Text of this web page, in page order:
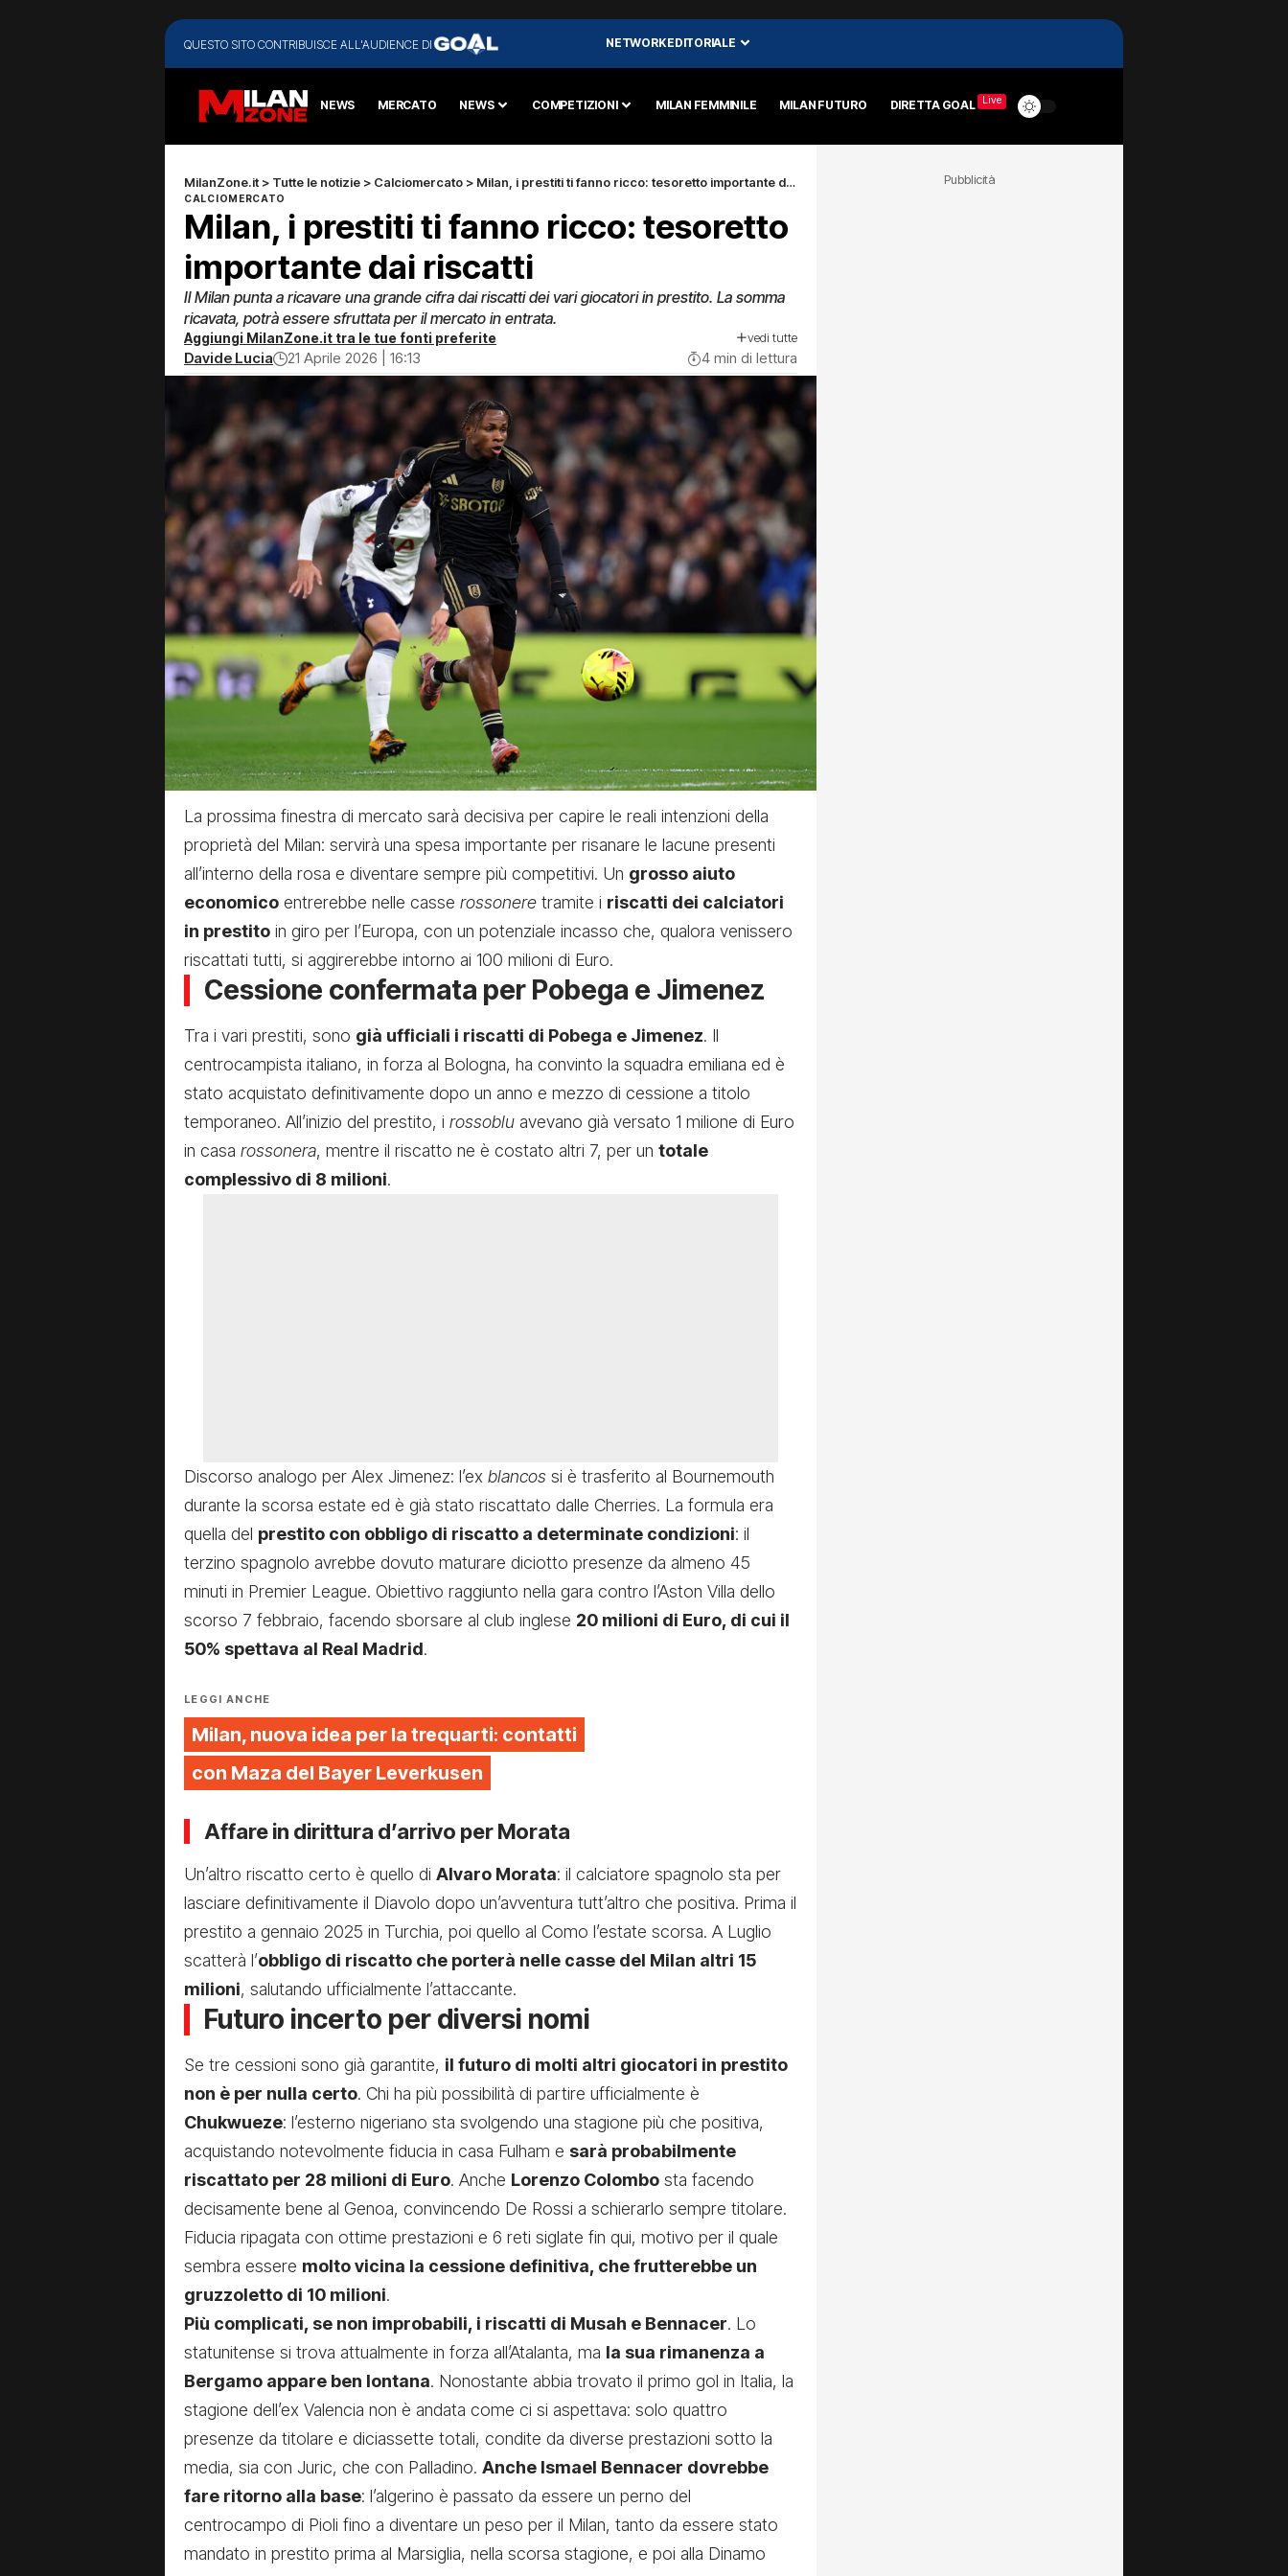
QUESTO SITO CONTRIBUISCE ALL'AUDIENCE DI NETWORK EDITORIALE
NEWS MERCATO NEWS COMPETIZIONI MILAN FEMMINILE MILAN FUTURO DIRETTA GOAL Live
MilanZone.it > Tutte le notizie > Calciomercato > Milan, i prestiti ti fanno ricco: tesoretto importante dai riscatti
CALCIOMERCATO
Milan, i prestiti ti fanno ricco: tesoretto
importante dai riscatti
Il Milan punta a ricavare una grande cifra dai riscatti dei vari giocatori in prestito. La somma
ricavata, potrà essere sfruttata per il mercato in entrata.
Aggiungi MilanZone.it tra le tue fonti preferite vedi tutte
Davide Lucia 21 Aprile 2026 | 16:13 4 min di lettura
La prossima finestra di mercato sarà decisiva per capire le reali intenzioni della
proprietà del Milan: servirà una spesa importante per risanare le lacune presenti
all’interno della rosa e diventare sempre più competitivi. Un grosso aiuto
economico entrerebbe nelle casse rossonere tramite i riscatti dei calciatori
in prestito in giro per l’Europa, con un potenziale incasso che, qualora venissero
riscattati tutti, si aggirerebbe intorno ai 100 milioni di Euro.
Cessione confermata per Pobega e Jimenez
Tra i vari prestiti, sono già ufficiali i riscatti di Pobega e Jimenez. Il
centrocampista italiano, in forza al Bologna, ha convinto la squadra emiliana ed è
stato acquistato definitivamente dopo un anno e mezzo di cessione a titolo
temporaneo. All’inizio del prestito, i rossoblu avevano già versato 1 milione di Euro
in casa rossonera, mentre il riscatto ne è costato altri 7, per un totale
complessivo di 8 milioni.
Discorso analogo per Alex Jimenez: l’ex blancos si è trasferito al Bournemouth
durante la scorsa estate ed è già stato riscattato dalle Cherries. La formula era
quella del prestito con obbligo di riscatto a determinate condizioni: il
terzino spagnolo avrebbe dovuto maturare diciotto presenze da almeno 45
minuti in Premier League. Obiettivo raggiunto nella gara contro l’Aston Villa dello
scorso 7 febbraio, facendo sborsare al club inglese 20 milioni di Euro, di cui il
50% spettava al Real Madrid.
LEGGI ANCHE
Milan, nuova idea per la trequarti: contatti
con Maza del Bayer Leverkusen
Affare in dirittura d’arrivo per Morata
Un’altro riscatto certo è quello di Alvaro Morata: il calciatore spagnolo sta per
lasciare definitivamente il Diavolo dopo un’avventura tutt’altro che positiva. Prima il
prestito a gennaio 2025 in Turchia, poi quello al Como l’estate scorsa. A Luglio
scatterà l’obbligo di riscatto che porterà nelle casse del Milan altri 15
milioni, salutando ufficialmente l’attaccante.
Futuro incerto per diversi nomi
Se tre cessioni sono già garantite, il futuro di molti altri giocatori in prestito
non è per nulla certo. Chi ha più possibilità di partire ufficialmente è
Chukwueze: l’esterno nigeriano sta svolgendo una stagione più che positiva,
acquistando notevolmente fiducia in casa Fulham e sarà probabilmente
riscattato per 28 milioni di Euro. Anche Lorenzo Colombo sta facendo
decisamente bene al Genoa, convincendo De Rossi a schierarlo sempre titolare.
Fiducia ripagata con ottime prestazioni e 6 reti siglate fin qui, motivo per il quale
sembra essere molto vicina la cessione definitiva, che frutterebbe un
gruzzoletto di 10 milioni.
Più complicati, se non improbabili, i riscatti di Musah e Bennacer. Lo
statunitense si trova attualmente in forza all’Atalanta, ma la sua rimanenza a
Bergamo appare ben lontana. Nonostante abbia trovato il primo gol in Italia, la
stagione dell’ex Valencia non è andata come ci si aspettava: solo quattro
presenze da titolare e diciassette totali, condite da diverse prestazioni sotto la
media, sia con Juric, che con Palladino. Anche Ismael Bennacer dovrebbe
fare ritorno alla base: l’algerino è passato da essere un perno del
centrocampo di Pioli fino a diventare un peso per il Milan, tanto da essere stato
mandato in prestito prima al Marsiglia, nella scorsa stagione, e poi alla Dinamo
Pubblicità